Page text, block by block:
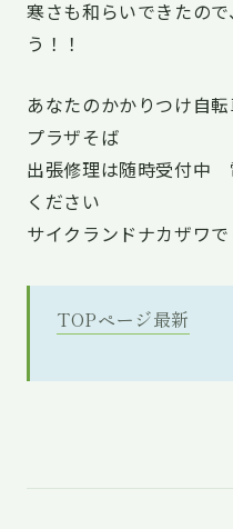
寒さも和らいできたの
う！！
あなたのかかりつけ自
プラザそば
出張修理は随時受付中
ください
サイクランドナカザワで
TOPページ最新